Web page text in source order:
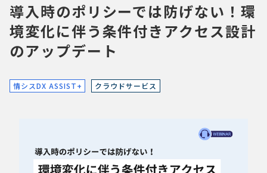
導入時のポリシーでは防げない！環
境変化に伴う条件付きアクセス設計
のアップデート
情シスDX ASSIST+ クラウドサービス